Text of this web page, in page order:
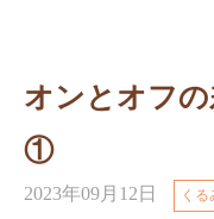
オンとオフ
①
2023年09月12日 くる